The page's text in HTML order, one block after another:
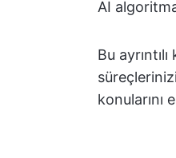
AI
Bu
konularını